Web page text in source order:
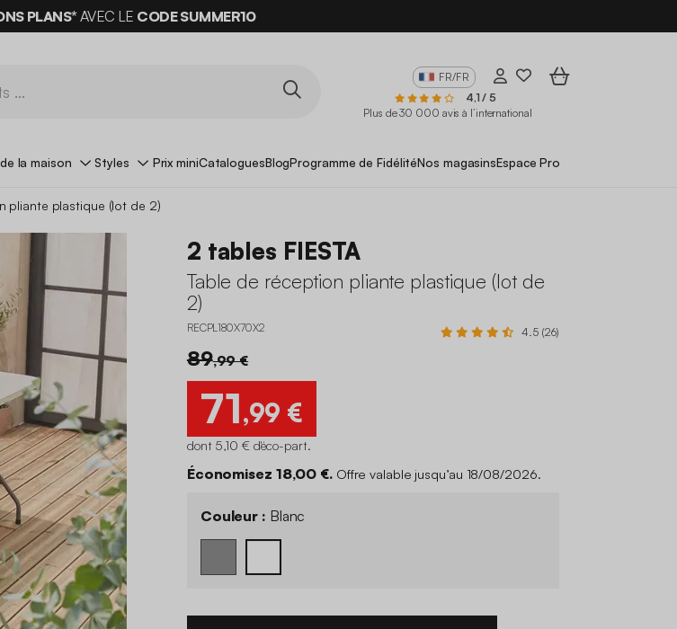
PLANS*AVEC LE CODE SUMMER10
FR/FR
4,1 / 5
Plus de 30 000 avis à l’international
la maison Styles Prix miniCataloguesBlogProgramme de FidélitéNos magasinsEspace Pro
pliante plastique (lot de 2)
2 tables FIESTA
Table de réception pliante plastique (lot de
2)
RECPL180X70X2 4.5 (26)
89,99 €
71,99 €
dont 5,10 € d'éco-part.
Économisez 18,00 €. Offre valable jusqu’au 18/08/2026.
Couleur : Blanc